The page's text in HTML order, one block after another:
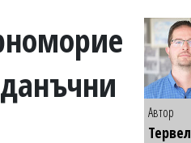
Автор
Тервел